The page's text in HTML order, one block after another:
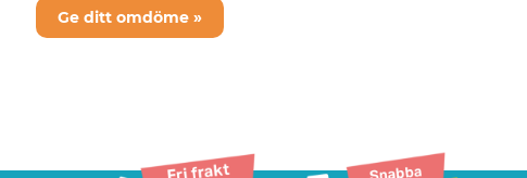
Ge ditt omdöme »